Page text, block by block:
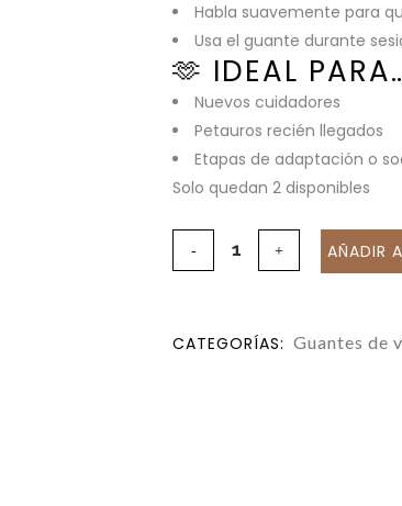
Habla suavemente para
Usa el guante durante
🫶 IDEAL
Nuevos cuidadores
Petauros recién llegados
Etapas de adaptación o
Solo quedan 2 disponibles
AÑADIR
CATEGORÍAS: Guantes de